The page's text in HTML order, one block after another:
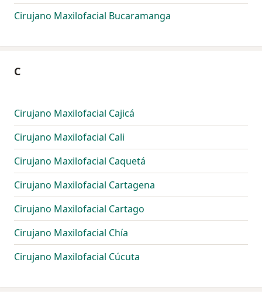
Cirujano Maxilofacial Bucaramanga
C
Cirujano Maxilofacial Cajicá
Cirujano Maxilofacial Cali
Cirujano Maxilofacial Caquetá
Cirujano Maxilofacial Cartagena
Cirujano Maxilofacial Cartago
Cirujano Maxilofacial Chía
Cirujano Maxilofacial Cúcuta